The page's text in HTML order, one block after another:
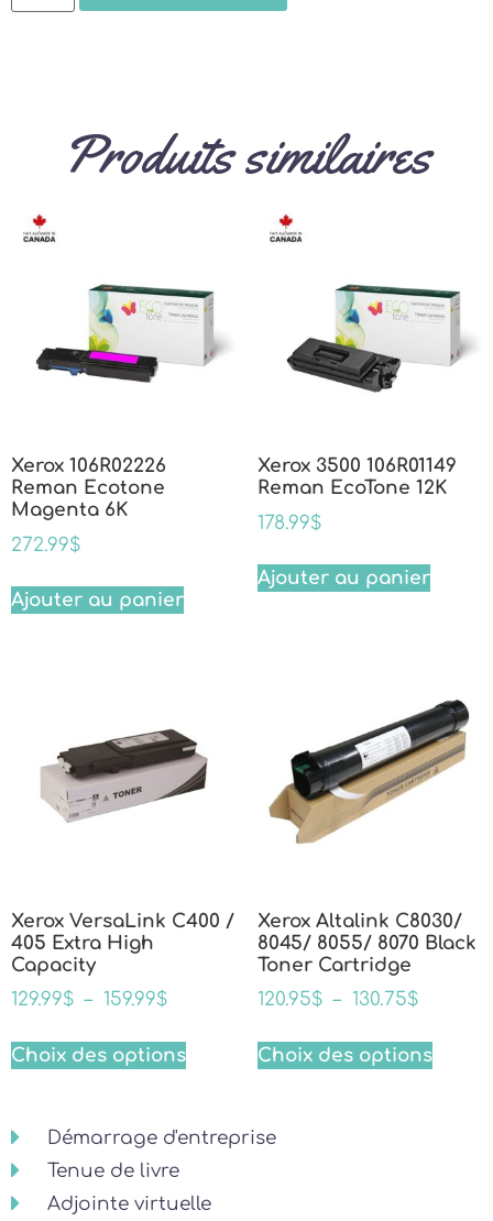
Produits similaires
Xerox 106R02226
Reman Ecotone
Magenta 6K
272.99$
Ajouter au panier
Xerox 3500 106R01149
Reman EcoTone 12K
178.99$
Ajouter au panier
Xerox VersaLink C400 /
405 Extra High
Capacity
129.99$ – 159.99$
Choix des options
Xerox Altalink C8030/
8045/ 8055/ 8070 Black
Toner Cartridge
120.95$ – 130.75$
Choix des options
Démarrage d'entreprise
Tenue de livre
Adjointe virtuelle